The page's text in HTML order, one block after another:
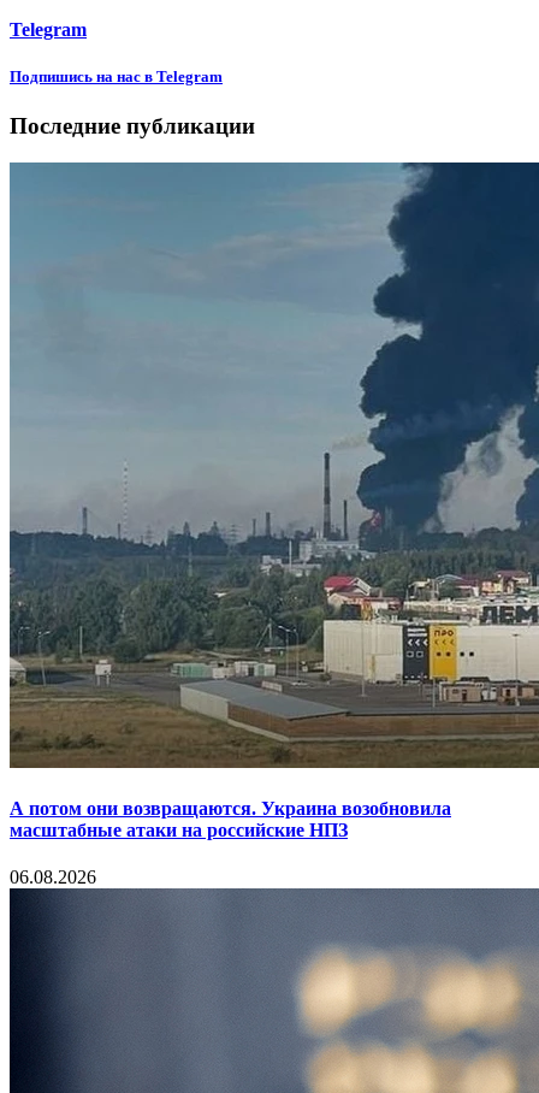
Telegram
Подпишиcь на нас в Telegram
Последние публикации
А потом они возвращаются. Украина возобновила
масштабные атаки на российские НПЗ
06.08.2026